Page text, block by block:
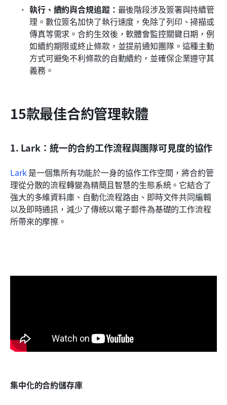
執行、續約與合規追蹤： 最後階段涉及簽署與持續管
理。數位簽名加快了執行速度，免除了列印、掃描或
傳真等需求。合約生效後，軟體會監控關鍵日期，例
如續約期限或終止條款，並提前通知團隊。這種主動
方式可避免不利條款的自動續約，並確保企業遵守其
義務。
15款最佳合約管理軟體
1. Lark：統一的合約工作流程與團隊可見度的協作
Lark 是一個集所有功能於一身的協作工作空間，將合約管
理從分散的流程轉變為精簡且智慧的生態系統。它結合了
強大的多維資料庫、自動化流程路由、即時文件共同編輯
以及即時通訊，減少了傳統以電子郵件為基礎的工作流程
所帶來的摩擦。
集中化的合約儲存庫